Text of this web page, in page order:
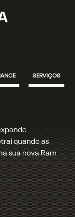
SERVIÇOS
marítima
abrir e fechar a
os seus itens